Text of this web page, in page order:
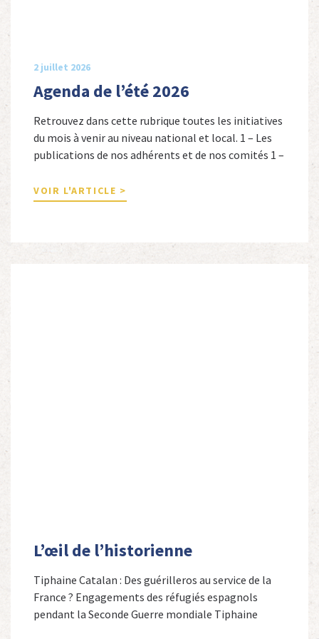
2 juillet 2026
Agenda de l’été 2026
Retrouvez dans cette rubrique toutes les initiatives
du mois à venir au niveau national et local. 1 – Les
publications de nos adhérents et de nos comités 1 –
Cordeboeuf, Christophe Touron et Agnès Dioné,
Nouvelles Sources Éditions, 2026. Ils venaient
autres […]
VOIR L'ARTICLE >
L’œil de l’historienne
Tiphaine Catalan : Des guérilleros au service de la
France ? Engagements des réfugiés espagnols
pendant la Seconde Guerre mondiale Tiphaine